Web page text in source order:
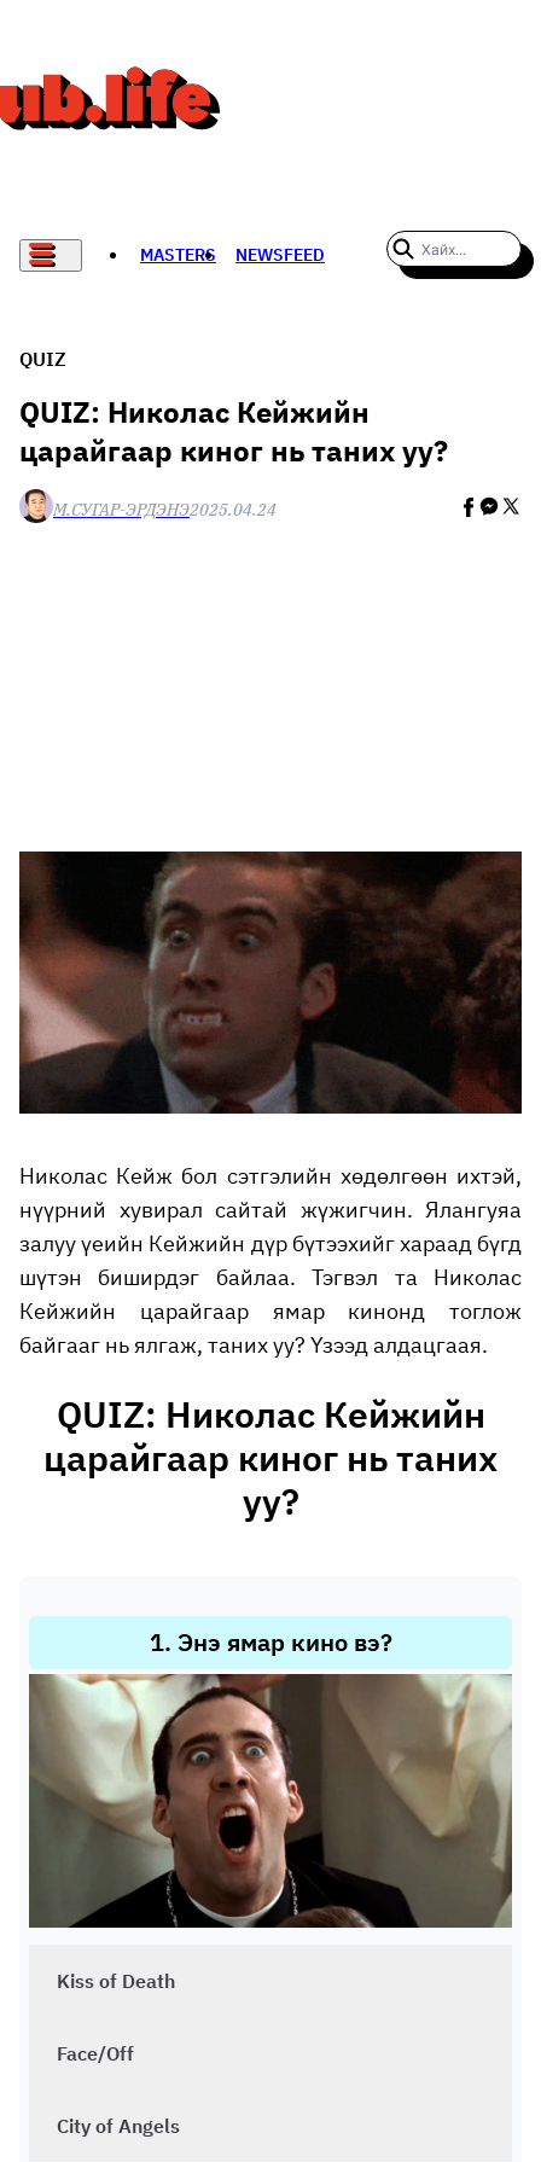
MASTERS NEWSFEED
THE NEW YORK TIMES
НАДАД НЭГ САНАЛ БАЙНА
QUIZ
QUIZ: Николас Кейжийн
царайгаар киног нь таних уу?
М.СУГАР-ЭРДЭНЭ2025.04.24
Николас Кейж бол сэтгэлийн хөдөлгөөн ихтэй,
нүүрний хувирал сайтай жүжигчин. Ялангуяа
залуу үеийн Кейжийн дүр бүтээхийг хараад бүгд
шүтэн биширдэг байлаа. Тэгвэл та Николас
Кейжийн царайгаар ямар кинонд тоглож
байгааг нь ялгаж, таних уу? Үзээд алдацгаая.
QUIZ: Николас Кейжийн
царайгаар киног нь таних
уу?
1. Энэ ямар кино вэ?
Kiss of Death
Face/Off
City of Angels